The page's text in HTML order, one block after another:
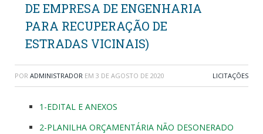
DE EMPRESA DE ENGENHARIA
PARA RECUPERAÇÃO DE
ESTRADAS VICINAIS)
POR ADMINISTRADOR EM 3 DE AGOSTO DE 2020 LICITAÇÕES
1-EDITAL E ANEXOS
2-PLANILHA ORÇAMENTÁRIA NÃO DESONERADO